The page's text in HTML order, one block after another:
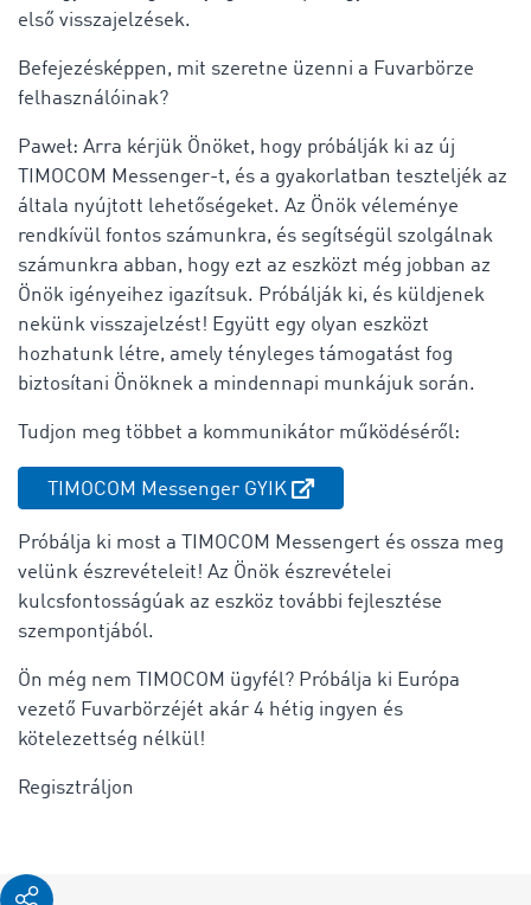
első visszajelzések.
Befejezésképpen, mit szeretne üzenni a Fuvarbörze
felhasználóinak?
Paweł: Arra kérjük Önöket, hogy próbálják ki az új
TIMOCOM Messenger-t, és a gyakorlatban teszteljék az
általa nyújtott lehetőségeket. Az Önök véleménye
rendkívül fontos számunkra, és segítségül szolgálnak
számunkra abban, hogy ezt az eszközt még jobban az
Önök igényeihez igazítsuk. Próbálják ki, és küldjenek
nekünk visszajelzést! Együtt egy olyan eszközt
hozhatunk létre, amely tényleges támogatást fog
biztosítani Önöknek a mindennapi munkájuk során.
Tudjon meg többet a kommunikátor működéséről:
TIMOCOM Messenger GYIK
Próbálja ki most a TIMOCOM Messengert és ossza meg
velünk észrevételeit! Az Önök észrevételei
kulcsfontosságúak az eszköz további fejlesztése
szempontjából.
Ön még nem TIMOCOM ügyfél? Próbálja ki Európa
vezető Fuvarbörzéjét akár 4 hétig ingyen és
kötelezettség nélkül!
Regisztráljon